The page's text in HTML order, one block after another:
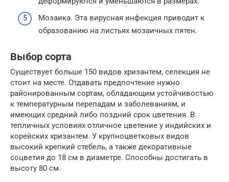
Мозаика. Эта вирусная инфекция приводит к
образованию на листьях мозаичных пятен.
Выбор сорта
Существует больше 150 видов хризантем, селекция не
стоит на месте. Отдавать предпочтение нужно
районированным сортам, обладающим устойчивостью
к температурным перепадам и заболеваниям, и
имеющих средний либо поздний срок цветения. В
тепличных условиях отличное цветение у индийских и
корейских хризантем. У крупноцветковых видов
высокий крепкий стебель, а также декоративные
соцветия до 18 см в диаметре. Способны достигать в
высоту 80 см.